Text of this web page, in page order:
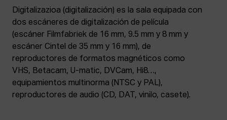
Digitalizazioa (digitalización) es la sala equipada con
dos escáneres de digitalización de película
(escáner Filmfabriek de 16 mm, 9.5 mm y 8 mm y
escáner Cintel de 35 mm y 16 mm), de
reproductores de formatos magnéticos como
VHS, Betacam, U-matic, DVCam, Hi8…,
equipamientos multinorma (NTSC y PAL),
reproductores de audio (CD, DAT, vinilo, casete).